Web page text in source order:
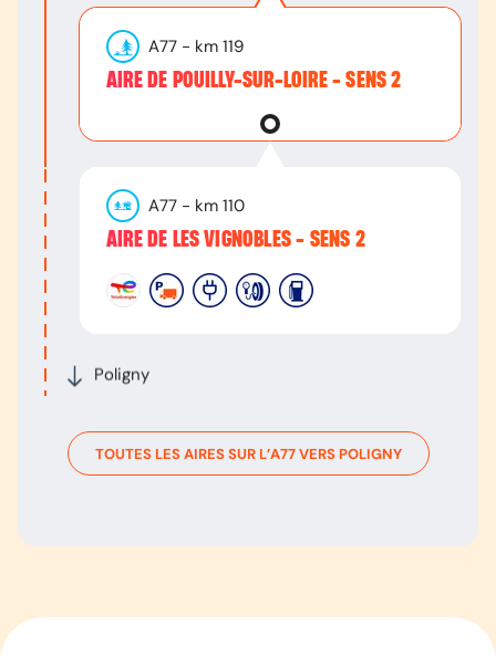
Poligny
A77 - km 119
AIRE DE POUILLY-SUR-LOIRE - SENS 2
A77 - km 110
AIRE DE LES VIGNOBLES - SENS 2
TOUTES LES AIRES SUR L’A77VERS POLIGNY